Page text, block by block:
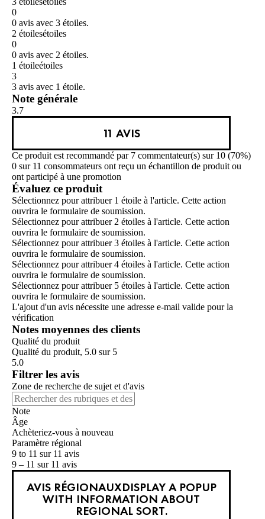
0
0 avis avec 3 étoiles.
2 étoilesétoiles
0
0 avis avec 2 étoiles.
1 étoileétoiles
3
3 avis avec 1 étoile.
Note générale
3.7
11 AVIS
Ce produit est recommandé par 7 commentateur(s) sur 10 (70%)
0 sur 11 consommateurs ont reçu un échantillon de produit ou
ont participé à une promotion
Évaluez ce produit
Sélectionnez pour attribuer 1 étoile à l'article. Cette action
ouvrira le formulaire de soumission.
Sélectionnez pour attribuer 2 étoiles à l'article. Cette action
ouvrira le formulaire de soumission.
Sélectionnez pour attribuer 3 étoiles à l'article. Cette action
ouvrira le formulaire de soumission.
Sélectionnez pour attribuer 4 étoiles à l'article. Cette action
ouvrira le formulaire de soumission.
Sélectionnez pour attribuer 5 étoiles à l'article. Cette action
ouvrira le formulaire de soumission.
L'ajout d'un avis nécessite une adresse e-mail valide pour la
vérification
Notes moyennes des clients
Qualité du produit
Qualité du produit, 5.0 sur 5
5.0
Filtrer les avis
Zone de recherche de sujet et d'avis
Note
Âge
Achèteriez-vous à nouveau
Paramètre régional
9 to 11 sur 11 avis
9 – 11 sur 11 avis
AVIS RÉGIONAUXDISPLAY A POPUP
WITH INFORMATION ABOUT
REGIONAL SORT.